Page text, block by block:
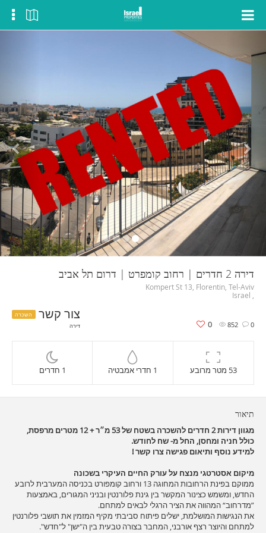
דירה 2 חדרים | רחוב קומפרט | דרום תל אביב
Kompert St 13, Florentin, Tel-Aviv
צור קשר השכרה
דירה
852 0
0
1 חדרים 1 חדרי אמבטיה 53 מטר מרובע
תיאור
מגוון דירות 2 חדרים להשכרה בשטח של 53 מ״ר + 12 מטרים מרפסת,
כולל חניה ומחסן, החל מ- שח לחודש.
למידע נוסף ותיאום פגישה צרו קשר !
מיקום אסטרטגי מנצח על עורק החיים העיקרי בשכונה
ממוקם בפינת הרחובות המחוגה 13 ורחוב קומפורט בכניסה המערבית לרובע
החדש, ומשמש כצינור המקשר בין גינת פלורנטין ובניני המגורים, באמצעות
”מדרחוב“ המהווה את הציר הרגלי לבאים למתחם.
את הנגישות המושלמת, ישלים פיתוח סביבתי מקיף המזמין את תושבי פלורנטין
למתחם והיוצר רצף אורבני, המחבר בצורה טבעית בין ה"ישן" ל"חדש".